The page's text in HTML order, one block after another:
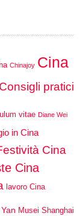
Chinajoy Cina
Consigli pratici
vitae Diane Wei
in Cina
Cina
Cina
lavoro Cina
Musei Shanghai